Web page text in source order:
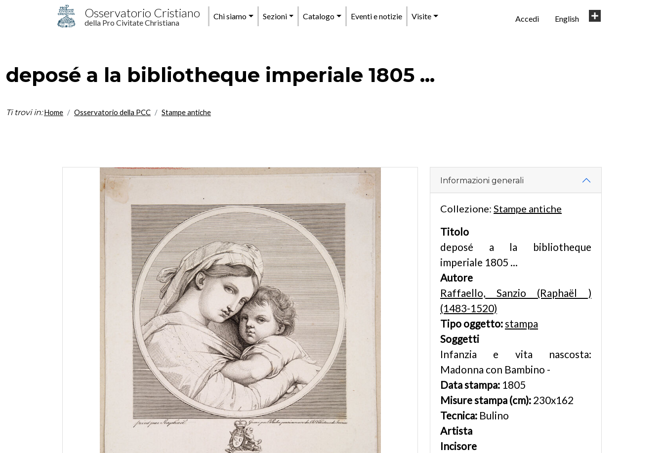
Salta al contenuto principale
Osservatorio Cristiano
della Pro Civitate Christiana
Menu
principale
Chi siamo Sezioni Catalogo Eventi e notizie Visite
User
Accedi English
deposé a la bibliotheque imperiale 1805 ...
Ti trovi in: Home Osservatorio della PCC Stampe antiche
Informazioni generali
Collezione: Stampe antiche
Titolo
deposé a la bibliotheque
imperiale 1805 ...
Autore
Raffaello, Sanzio (Raphaël )
(1483-1520)
Tipo oggetto:stampa
Soggetti
Infanzia e vita nascosta:
Madonna con Bambino -
Data stampa: 1805
Misure stampa (cm): 230x162
Tecnica: Bulino
Artista
Incisore